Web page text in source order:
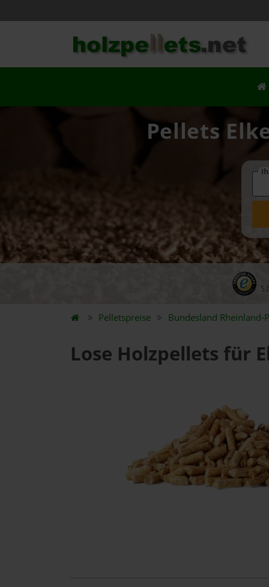
Pellets
Pelletspreise Bundesland Rheinland-
Lose Holzpellets für